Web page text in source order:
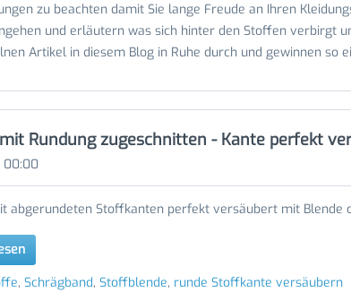
zu beachten damit Sie lange Freude an Ihren
und erläutern was sich hinter den Stoffen verbirgt
Artikel in diesem Blog in Ruhe durch und gewinnen so
Rundung zugeschnitten - Kante perfekt
00:00
abgerundeten Stoffkanten perfekt versäubert mit Blende
, Schrägband, Stoffblende, runde Stoffkante versäubern